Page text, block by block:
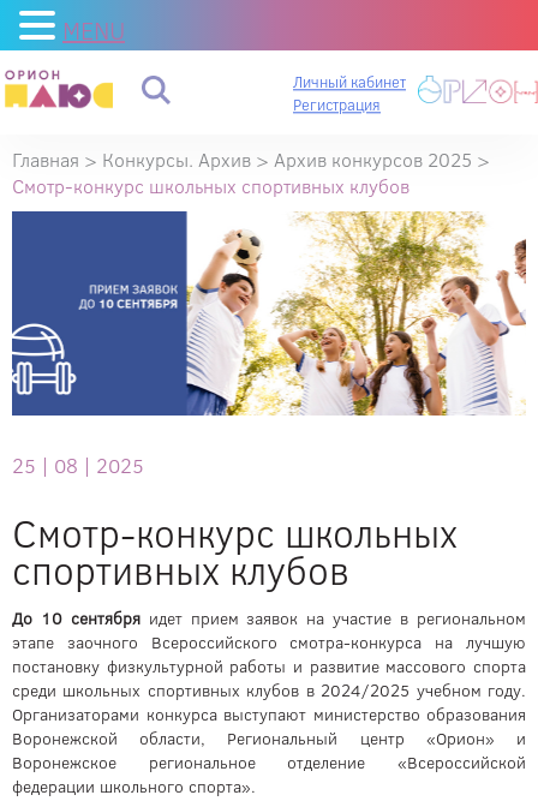
Личный кабинет
Регистрация
Главная > Конкурсы. Архив > Архив конкурсов 2025 >
Смотр-конкурс школьных спортивных клубов
25 | 08 | 2025
Смотр-конкурс школьных
спортивных клубов
До 10 сентябряидет прием заявок на участие в региональном
этапе заочного Всероссийского смотра-конкурса на лучшую
постановку физкультурной работы и развитие массового спорта
среди школьных спортивных клубов в 2024/2025 учебном году.
Организаторами конкурса выступают министерство образования
Воронежской области, Региональный центр «Орион» и
Воронежское региональное отделение «Всероссийской
федерации школьного спорта».
MENU